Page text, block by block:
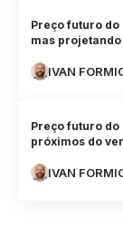
Preço futuro
mas
IVAN
Preço futuro
próximos do
IVAN